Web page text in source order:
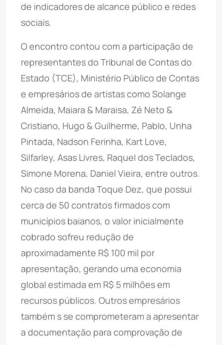
de indicadores de alcance público e redes
sociais.
O encontro contou com a participação de
representantes do Tribunal de Contas do
Estado (TCE), Ministério Público de Contas
e empresários de artistas como Solange
Almeida, Maiara & Maraisa, Zé Neto &
Cristiano, Hugo & Guilherme, Pablo, Unha
Pintada, Nadson Ferinha, Kart Love,
Silfarley, Asas Livres, Raquel dos Teclados,
Simone Morena, Daniel Vieira, entre outros.
No caso da banda Toque Dez, que possui
cerca de 50 contratos firmados com
municípios baianos, o valor inicialmente
cobrado sofreu redução de
aproximadamente R$ 100 mil por
apresentação, gerando uma economia
global estimada em R$ 5 milhões em
recursos públicos. Outros empresários
também s se comprometeram a apresentar
a documentação para comprovação de